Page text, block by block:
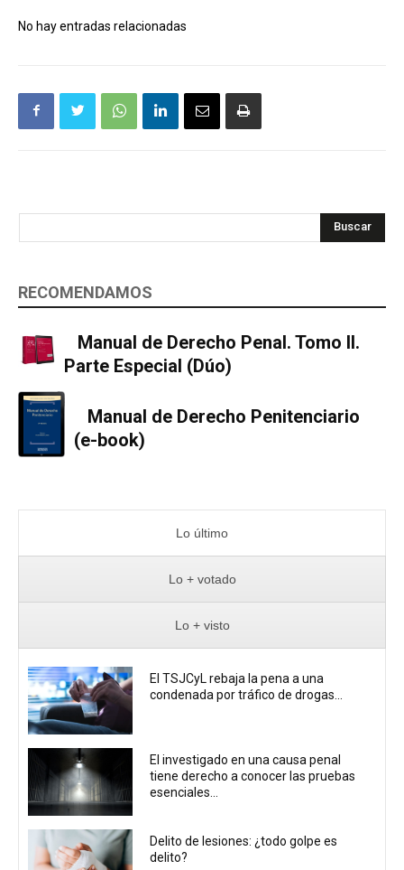
No hay entradas relacionadas
Buscar
RECOMENDAMOS
Manual de Derecho Penal. Tomo II.
Parte Especial (Dúo)
Manual de Derecho Penitenciario
(e-book)
Lo último
Lo + votado
Lo + visto
El TSJCyL rebaja la pena a una
condenada por tráfico de drogas...
El investigado en una causa penal
tiene derecho a conocer las pruebas
esenciales...
Delito de lesiones: ¿todo golpe es
delito?